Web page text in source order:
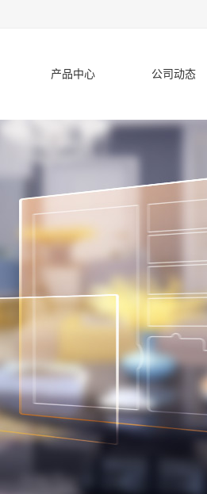
产品中心 公司动态